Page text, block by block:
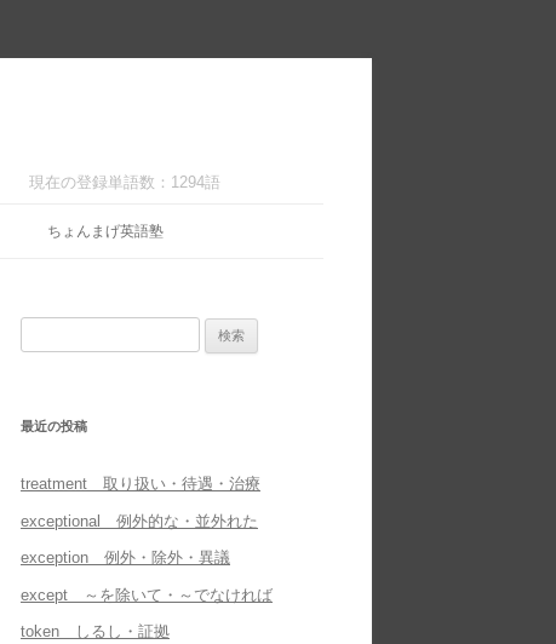
現在の登録単語数：1294語
ちょんまげ英語塾
最近の投稿
treatment 取り扱い・待遇・治療
exceptional 例外的な・並外れた
exception 例外・除外・異議
except ～を除いて・～でなければ
token しるし・証拠